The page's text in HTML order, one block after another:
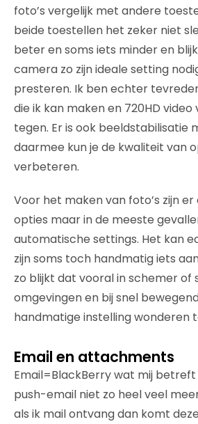
foto’s vergelijk met andere
beide toestellen het zeker niet
beter en soms iets minder en
camera zo zijn ideale setting
presteren. Ik ben echter
die ik kan maken en 720HD
tegen. Er is ook beeldstabilisatie
daarmee kun je de kwaliteit van
verbeteren.
Voor het maken van foto’s zijn
opties maar in de meeste
automatische settings. Het kan
zijn soms toch handmatig iets
zo blijkt dat vooral in schemer of
omgevingen en bij snel
handmatige instelling wonderen
Email en attachments
Email=BlackBerry wat mij
push-email niet zo heel veel
als ik mail ontvang dan komt